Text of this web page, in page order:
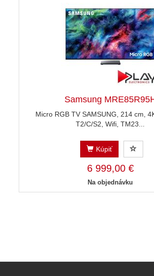
Samsung
Micro RGB TV SAMSUNG, 214 cm,
T2/C/S2, Wifi, TM23...
Kúpiť
6 999,00 €
Na objednávku